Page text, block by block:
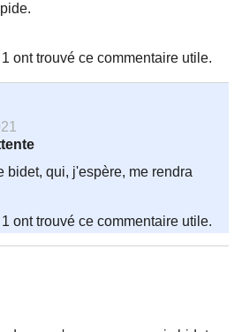
ont trouvé ce commentaire utile.
bidet, qui, j'espère, me rendra
ont trouvé ce commentaire utile.